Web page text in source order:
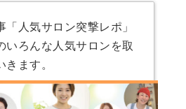
人気サロン突撃レポ」
いろんな人気サロンを取
ます。